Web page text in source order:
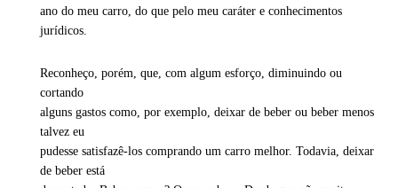
ano do meu carro, do que pelo meu caráter e conhecimentos
jurídicos.
Reconheço, porém, que, com algum esforço, diminuindo ou
cortando
alguns gastos como, por exemplo, deixar de beber ou beber menos
talvez eu
pudesse satisfazê-los comprando um carro melhor. Todavia, deixar
de beber está